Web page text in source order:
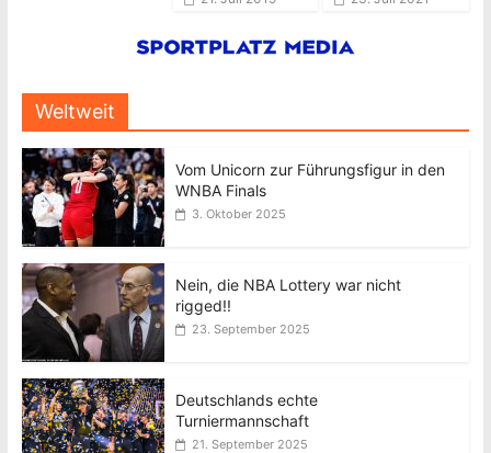
Weltweit
Vom Unicorn zur Führungsfigur in den
WNBA Finals
3. Oktober 2025
Nein, die NBA Lottery war nicht
rigged!!
23. September 2025
Deutschlands echte
Turniermannschaft
21. September 2025